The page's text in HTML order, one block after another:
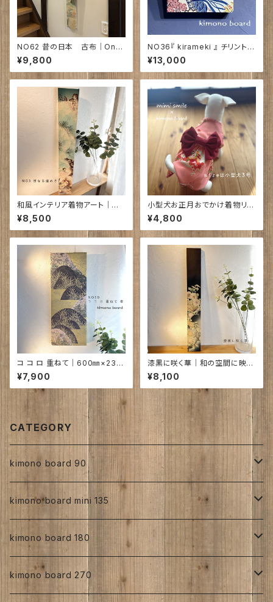
NO62 昔の日本 古布｜Onc
e upon a time in Japan...
¥9,800
NO36『 kirameki 』 チリントゥ
工房 ｜230㎜×230㎜×30㎜
戸谷真子氏の絵 ～紅型染～
¥13,000
和風インテリア着物アート｜雅
なる煌めき 720×95×18㎜
¥8,500
小型犬お正月おでかけ着物リボ
ン帯付 ｜ ODEKAKE｜（フーケ
は別売り）
¥4,800
コ コ ロ 重ねて｜600㎜×230
㎜×20㎜
¥7,900
漆黒に咲く華｜和の空間に映え
る着物生地アート（和風インテリ
ア）｜720×95×18mm
¥8,100
CATEGORY
kimono board 90
正絹
縮緬
kimono board mini 135
正絹
手書き
人絹
kimono board 180
正絹
kimono board 270